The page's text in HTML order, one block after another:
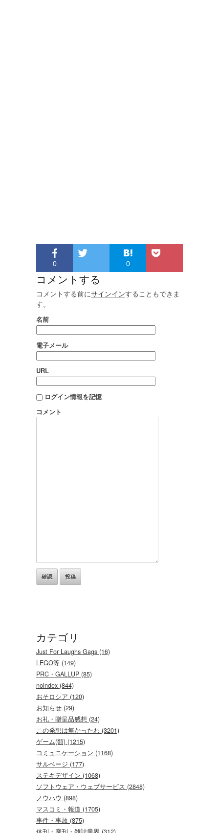
0 0
コメントする
コメントする前にサインインすることもできま
す。
名前
電子メール
URL
ログイン情報を記憶
コメント
カテゴリ
Just For Laughs Gags (16)
LEGO等 (149)
PRC・GALLUP (85)
noindex (844)
おそロシア (120)
お知らせ (29)
お礼・贈呈品感想 (24)
この発想は無かったわ (3201)
ゲーム(類) (1215)
コミュニケーション (1168)
サルベージ (177)
ステキデザイン (1068)
ソフトウェア・ウェブサービス (2848)
ノウハウ (898)
マスコミ・報道 (1705)
事件・事故 (875)